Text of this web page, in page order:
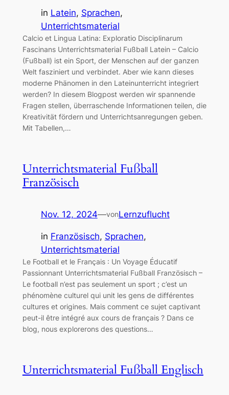
in Latein, Sprachen
Unterrichtsmaterial
Calcio et Lingua Latina: Exploratio Disciplinarum
Fascinans Unterrichtsmaterial Fußball Latein – Calcio
(Fußball) ist ein Sport, der Menschen auf der ganzen
Welt fasziniert und verbindet. Aber wie kann dieses
moderne Phänomen in den Lateinunterricht integriert
werden? In diesem Blogpost werden wir spannende
Fragen stellen, überraschende Informationen teilen, die
Kreativität fördern und Unterrichtsanregungen geben.
Mit Tabellen,…
Unterrichtsmaterial Fußball
Französisch
Nov. 12, 2024—vonLernzuflucht
in Französisch, Sprachen
Unterrichtsmaterial
Le Football et le Français : Un Voyage Éducatif
Passionnant Unterrichtsmaterial Fußball Französisch –
Le football n’est pas seulement un sport ; c’est un
phénomène culturel qui unit les gens de différentes
cultures et origines. Mais comment ce sujet captivant
peut-il être intégré aux cours de français ? Dans ce
blog, nous explorerons des questions…
Unterrichtsmaterial Fußball Englisch